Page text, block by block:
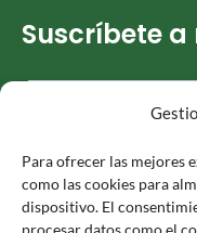
Para ofrecer las mejores
como las cookies para
dispositivo. El
procesar datos como el
Suscríbete